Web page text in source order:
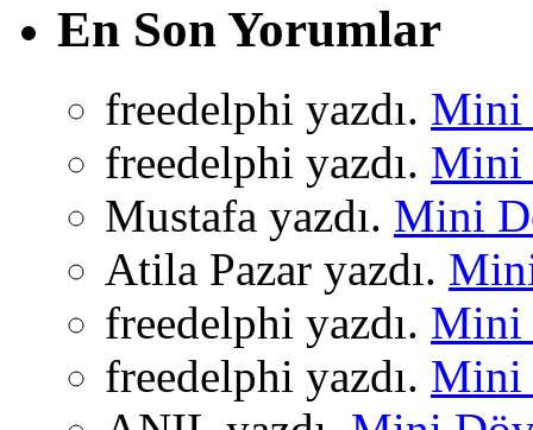
En Son Yorumlar
freedelphi yazdı. Mini
freedelphi yazdı. Mini
Mustafa yazdı. Mini
Atila Pazar yazdı.
freedelphi yazdı. Mini
freedelphi yazdı. Mini